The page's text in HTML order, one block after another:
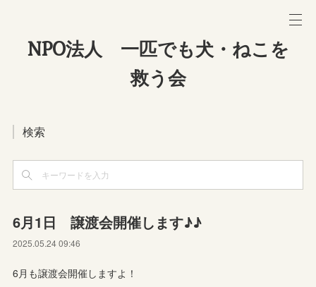
NPO法人 一匹でも犬・ねこを
救う会
検索
6月1日 譲渡会開催します♪♪
2025.05.24 09:46
6月も譲渡会開催しますよ！